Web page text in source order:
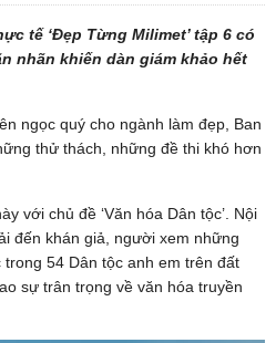
tế ‘Đẹp Từng Milimet’ tập 6 có
nhãn khiến dàn giám khảo hết
ngọc quý cho ngành làm đẹp, Ban
thử thách, những đề thi khó hơn
với chủ đề ‘Văn hóa Dân tộc’. Nội
đến khán giả, người xem những
54 Dân tộc anh em trên đất
sự trân trọng về văn hóa truyền